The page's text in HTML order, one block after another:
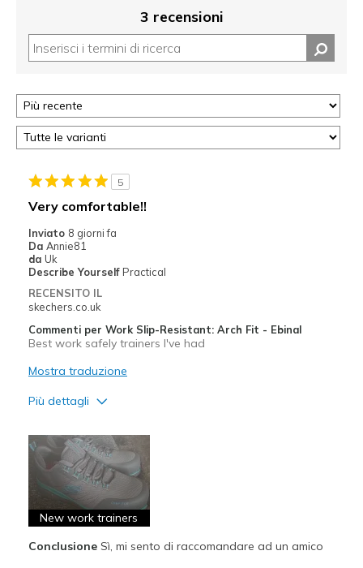
3 recensioni
5
Very comfortable!!
Inviato 8 giorni fa
Da Annie81
da Uk
Describe Yourself Practical
RECENSITO IL
skechers.co.uk
Commenti per Work Slip-Resistant: Arch Fit - Ebinal
Best work safely trainers I've had
Mostra traduzione
Più dettagli
Attractive Design
Breathe Well
Comfortable
Durable
New work trainers
ConclusioneSì, mi sento di raccomandare ad un amico